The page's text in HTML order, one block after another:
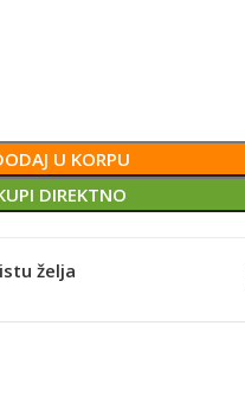
U KORPU
DIREKTNO
želja